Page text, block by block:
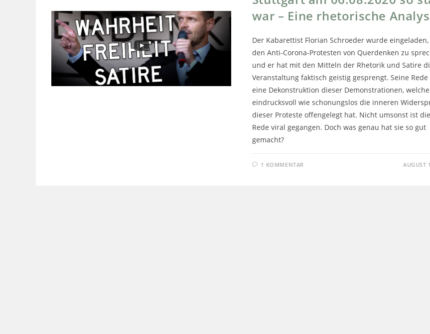
war – Eine rhetorische
Der Kabarettist Florian Schroeder wurde
den Anti-Corona-Protesten von Querdenken zu
und er hat mit den Mitteln der Rhetorik und Satire
Veranstaltung faktisch geistig gesprengt. Seine Rede
eine Dekonstruktion dieser Demonstrationen, welche
eindrucksvoll wie schonungslos die inneren
dieser Proteste offengelegt hat. Nicht umsonst ist
Rede viral gegangen. Doch was genau hat sie so gut
gemacht?
1 KOMMENTAR AUGUST